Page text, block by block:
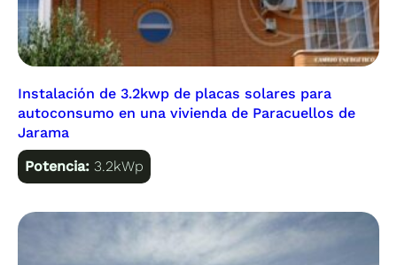
Instalación de 3.2kwp de placas solares para
autoconsumo en una vivienda de Paracuellos de
Jarama
Potencia:3.2kWp